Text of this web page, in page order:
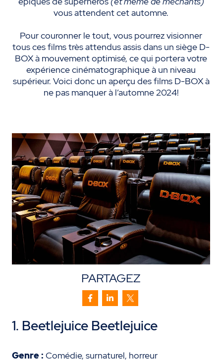
vous attendent cet automne.
Pour couronner le tout, vous pourrez visionner
tous ces films très attendus assis dans un siège D-
BOX à mouvement optimisé, ce qui portera votre
expérience cinématographique à un niveau
supérieur. Voici donc un aperçu des films D-BOX à
ne pas manquer à l’automne 2024!
PARTAGEZ
1. Beetlejuice Beetlejuice
Genre : Comédie, surnaturel, horreur